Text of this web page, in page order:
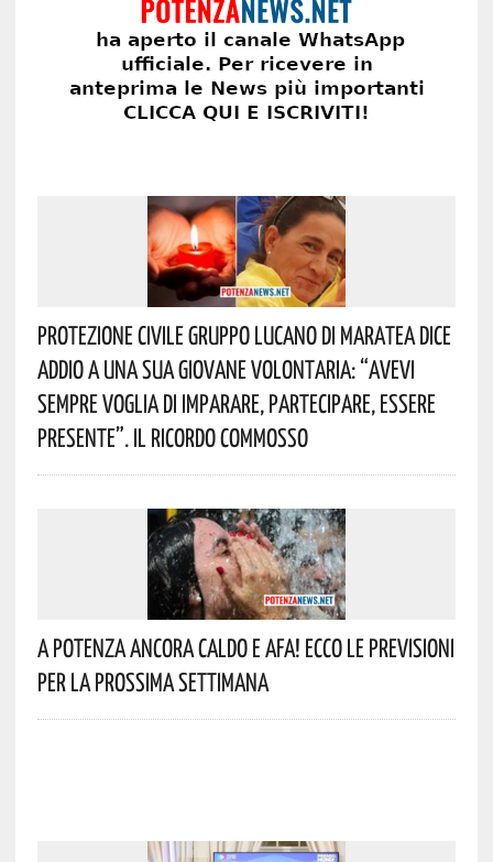
Protezione Civile Gruppo Lucano Di Maratea Dice
Addio A Una Sua Giovane Volontaria: “avevi
Sempre Voglia Di Imparare, Partecipare, Essere
Presente”. Il Ricordo Commosso
A Potenza Ancora Caldo E Afa! Ecco Le Previsioni
Per La Prossima Settimana